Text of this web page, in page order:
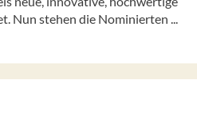
Nun stehen die Nominierten ...